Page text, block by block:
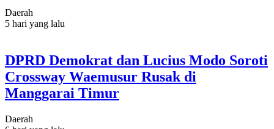
Daerah
5 hari yang lalu
DPRD Demokrat dan Lucius Modo Soroti
Crossway Waemusur Rusak di
Manggarai Timur
Daerah